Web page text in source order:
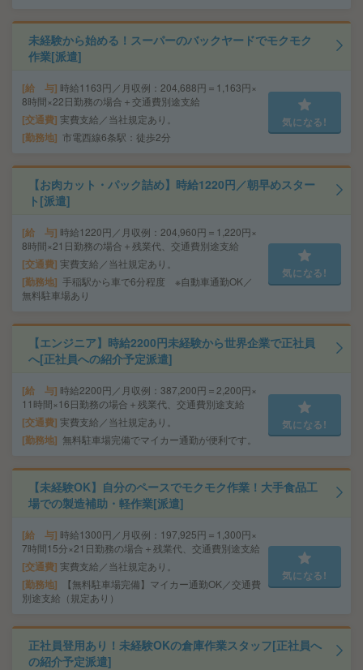
未経験から始める！スーパーのバックヤードでモクモク
作業[派遣]
給 与 時給1163円／月収例：204,688円＝1,163円×
8時間×22日勤務の場合＋交通費別途支給
交通費 実費支給／当社規定あり。
勤務地 市電西線6条駅：徒歩2分
気になる!
【お肉カット・パック詰め】時給1220円／朝早めスター
ト[派遣]
給 与 時給1220円／月収例：204,960円＝1,220円×
8時間×21日勤務の場合＋残業代、交通費別途支給
交通費 実費支給／当社規定あり。
勤務地 手稲駅から車で6分程度 ※自動車通勤OK／
無料駐車場あり
気になる!
【エンジニア】時給2200円未経験から世界企業で正社員
へ[正社員への紹介予定派遣]
給 与 時給2200円／月収例：387,200円＝2,200円×
11時間×16日勤務の場合＋残業代、交通費別途支給
交通費 実費支給／当社規定あり。
勤務地 無料駐車場完備でマイカー通勤が便利です。
気になる!
【未経験OK】自分のペースでモクモク作業！大手食品工
場での製造補助・軽作業[派遣]
給 与 時給1300円／月収例：197,925円＝1,300円×
7時間15分×21日勤務の場合＋残業代、交通費別途支給
交通費 実費支給／当社規定あり。
勤務地
【無料駐車場完備】マイカー通勤OK／交通費
別途支給（規定あり）
気になる!
正社員登用あり！未経験OKの倉庫作業スタッフ[正社員へ
の紹介予定派遣]